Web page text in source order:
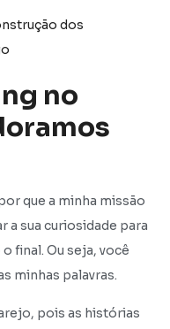
dos
no
que a minha missão
sua curiosidade para
final. Ou seja, você
minhas palavras.
pois as histórias